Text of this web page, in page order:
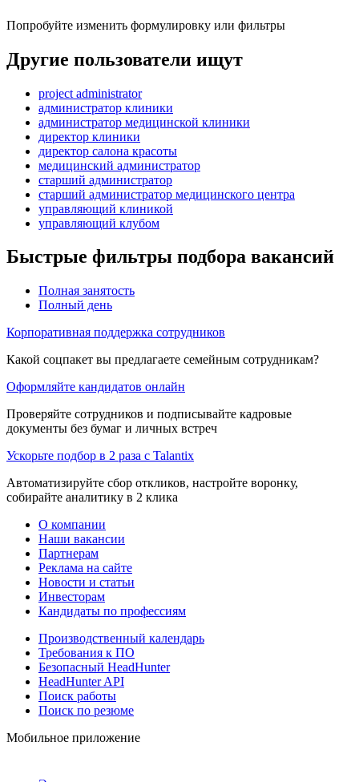
Попробуйте изменить формулировку или фильтры
Другие пользователи ищут
project administrator
администратор клиники
администратор медицинской клиники
директор клиники
директор салона красоты
медицинский администратор
старший администратор
старший администратор медицинского центра
управляющий клиникой
управляющий клубом
Быстрые фильтры подбора вакансий
Полная занятость
Полный день
Корпоративная поддержка сотрудников
Какой соцпакет вы предлагаете семейным сотрудникам?
Оформляйте кандидатов онлайн
Проверяйте сотрудников и подписывайте кадровые
документы без бумаг и личных встреч
Ускорьте подбор в 2 раза с Talantix
Автоматизируйте сбор откликов, настройте воронку,
собирайте аналитику в 2 клика
О компании
Наши вакансии
Партнерам
Реклама на сайте
Новости и статьи
Инвесторам
Кандидаты по профессиям
Производственный календарь
Требования к ПО
Безопасный HeadHunter
HeadHunter API
Поиск работы
Поиск по резюме
Мобильное приложение